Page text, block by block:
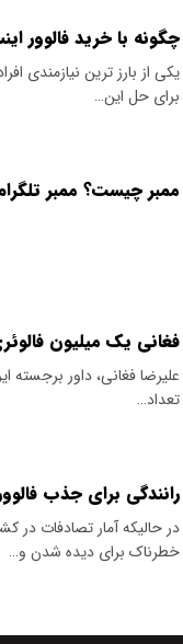
چگونه با خرید فالوور
یکی از بارز ترین نیازمندی
برای حل این…
ممبر چیست؟ ممبر
فغانی یک میلیون
علیرضا فغانی، داور برجسته
تعداد…
رانندگی برای جذب
در حالیکه آمار تصادفات در
خطرناک برای دیده شدن و…